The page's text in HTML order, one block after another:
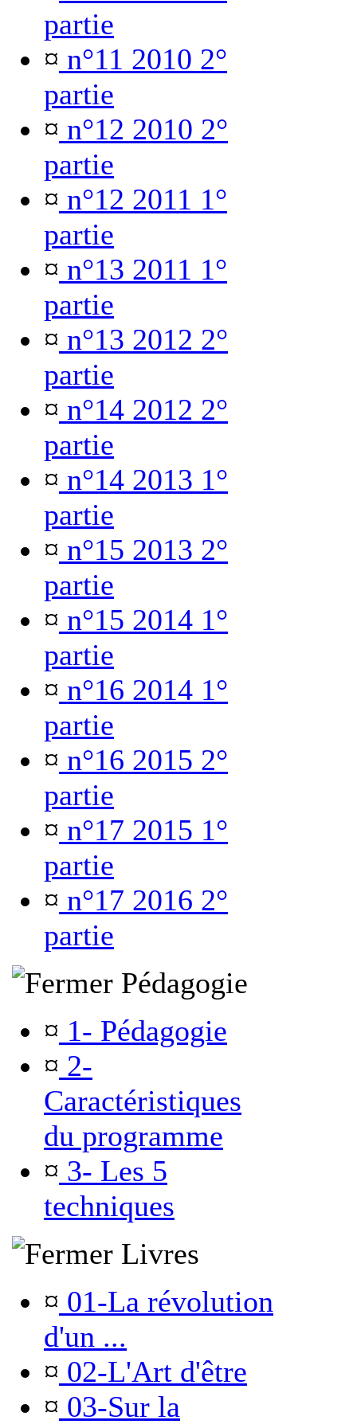
partie
¤ n°11 2010 2°
partie
¤ n°12 2010 2°
partie
¤ n°12 2011 1°
partie
¤ n°13 2011 1°
partie
¤ n°13 2012 2°
partie
¤ n°14 2012 2°
partie
¤ n°14 2013 1°
partie
¤ n°15 2013 2°
partie
¤ n°15 2014 1°
partie
¤ n°16 2014 1°
partie
¤ n°16 2015 2°
partie
¤ n°17 2015 1°
partie
¤ n°17 2016 2°
partie
Pédagogie
¤ 1- Pédagogie
¤ 2-
Caractéristiques
du programme
¤ 3- Les 5
techniques
Livres
¤ 01-La révolution
d'un ...
¤ 02-L'Art d'être
¤ 03-Sur la